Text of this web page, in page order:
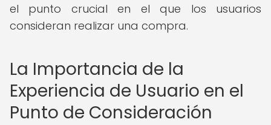
el punto crucial en el que los usuarios
consideran realizar una compra.
La Importancia de la
Experiencia de Usuario en el
Punto de Consideración